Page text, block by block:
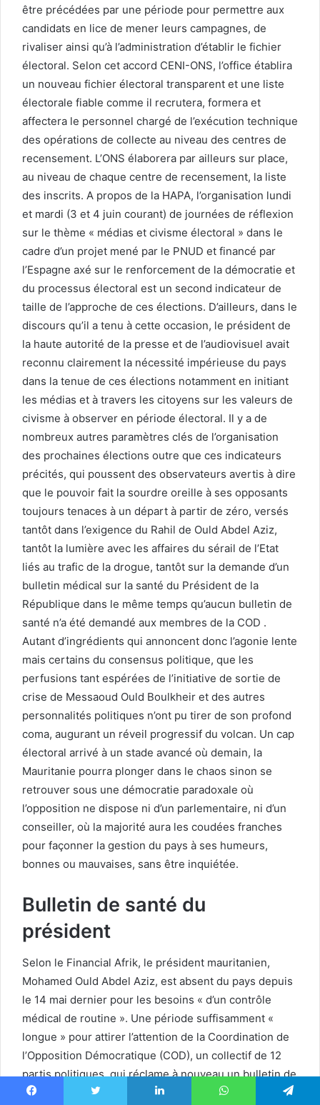
être précédées par une période pour permettre aux
candidats en lice de mener leurs campagnes, de
rivaliser ainsi qu’à l’administration d’établir le fichier
électoral. Selon cet accord CENI-ONS, l’office établira
un nouveau fichier électoral transparent et une liste
électorale fiable comme il recrutera, formera et
affectera le personnel chargé de l’exécution technique
des opérations de collecte au niveau des centres de
recensement. L’ONS élaborera par ailleurs sur place,
au niveau de chaque centre de recensement, la liste
des inscrits. A propos de la HAPA, l’organisation lundi
et mardi (3 et 4 juin courant) de journées de réflexion
sur le thème « médias et civisme électoral » dans le
cadre d’un projet mené par le PNUD et financé par
l’Espagne axé sur le renforcement de la démocratie et
du processus électoral est un second indicateur de
taille de l’approche de ces élections. D’ailleurs, dans le
discours qu’il a tenu à cette occasion, le président de
la haute autorité de la presse et de l’audiovisuel avait
reconnu clairement la nécessité impérieuse du pays
dans la tenue de ces élections notamment en initiant
les médias et à travers les citoyens sur les valeurs de
civisme à observer en période électoral. Il y a de
nombreux autres paramètres clés de l’organisation
des prochaines élections outre que ces indicateurs
précités, qui poussent des observateurs avertis à dire
que le pouvoir fait la sourdre oreille à ses opposants
toujours tenaces à un départ à partir de zéro, versés
tantôt dans l’exigence du Rahil de Ould Abdel Aziz,
tantôt la lumière avec les affaires du sérail de l’Etat
liés au trafic de la drogue, tantôt sur la demande d’un
bulletin médical sur la santé du Président de la
République dans le même temps qu’aucun bulletin de
santé n’a été demandé aux membres de la COD .
Autant d’ingrédients qui annoncent donc l’agonie lente
mais certains du consensus politique, que les
perfusions tant espérées de l’initiative de sortie de
crise de Messaoud Ould Boulkheir et des autres
personnalités politiques n’ont pu tirer de son profond
coma, augurant un réveil progressif du volcan. Un cap
électoral arrivé à un stade avancé où demain, la
Mauritanie pourra plonger dans le chaos sinon se
retrouver sous une démocratie paradoxale où
l’opposition ne dispose ni d’un parlementaire, ni d’un
conseiller, où la majorité aura les coudées franches
pour façonner la gestion du pays à ses humeurs,
bonnes ou mauvaises, sans être inquiétée.
Bulletin de santé du
président
Selon le Financial Afrik, le président mauritanien,
Mohamed Ould Abdel Aziz, est absent du pays depuis
le 14 mai dernier pour les besoins « d’un contrôle
médical de routine ». Une période suffisamment «
longue » pour attirer l’attention de la Coordination de
l’Opposition Démocratique (COD), un collectif de 12
partis politiques, qui réclame à nouveau un bulletin de
santé du chef de l’état. Le président de la République